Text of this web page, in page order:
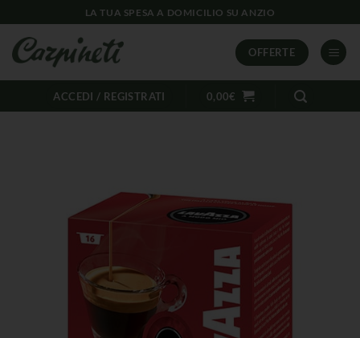
LA TUA SPESA A DOMICILIO SU ANZIO
OFFERTE
ACCEDI / REGISTRATI 0,00€